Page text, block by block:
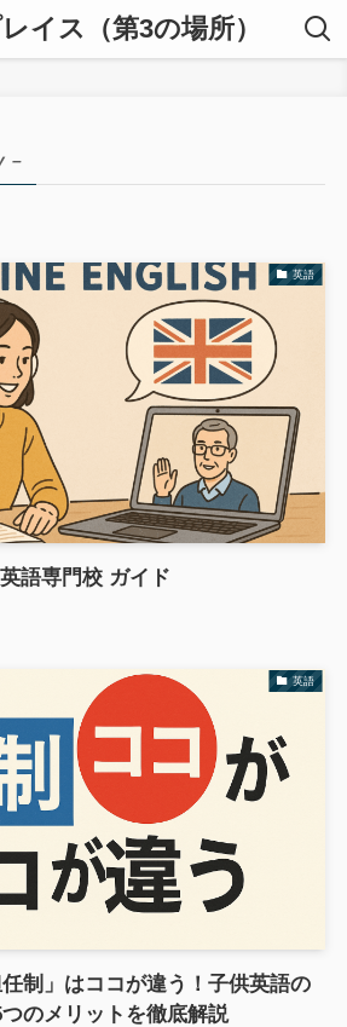
イス（第3の場所）
–
英語
語専門校 ガイド
英語
制」はココが違う！子供英語の
のメリットを徹底解説